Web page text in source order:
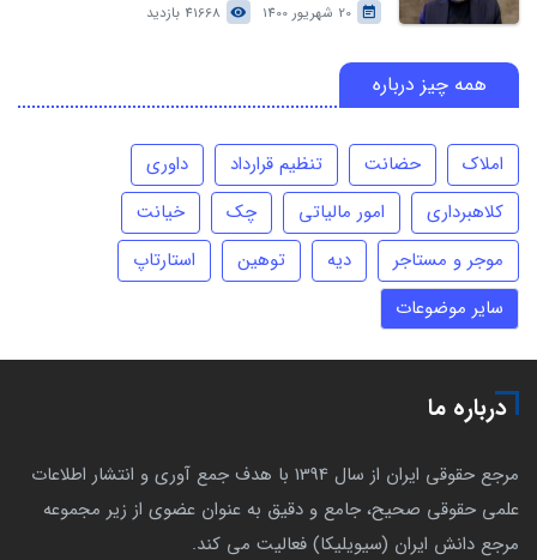
20 شهریور 1400 41668 بازدید
همه چیز درباره
املاک حضانت تنظیم قرارداد
داوری
کلاهبرداری
امور مالیاتی چک
خیانت
موجر و مستاجر
دیه توهین
استارتاپ
سایر موضوعات
درباره ما
مرجع حقوقی ایران از سال 1394 با هدف جمع آوری و انتشار اطلاعات
علمی حقوقی صحیح، جامع و دقیق به عنوان عضوی از زیر مجموعه
مرجع دانش ایران (سیویلیکا) فعالیت می کند.